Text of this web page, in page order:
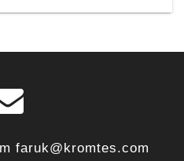
faruk@kromtes.com